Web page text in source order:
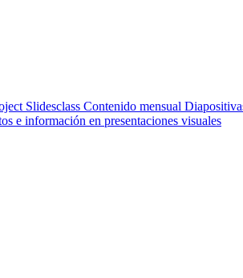
Slidesclass Contenido mensual
e información en presentaciones visuales